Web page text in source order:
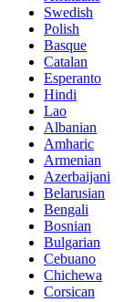
Swedish
Polish
Basque
Catalan
Esperanto
Hindi
Lao
Albanian
Amharic
Armenian
Azerbaijani
Belarusian
Bengali
Bosnian
Bulgarian
Cebuano
Chichewa
Corsican